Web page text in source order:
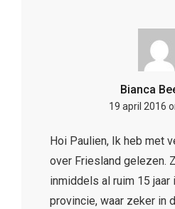
Bianca
19 april 2016
Hoi Paulien, Ik heb met
over Friesland gelezen.
inmiddels al ruim 15 jaar
provincie, waar zeker in